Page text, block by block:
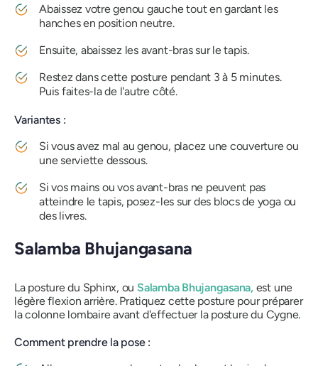
Abaissez votre genou gauche tout en gardant les
hanches en position neutre.
Ensuite, abaissez les avant-bras sur le tapis.
Restez dans cette posture pendant 3 à 5 minutes.
Puis faites-la de l'autre côté.
Variantes :
Si vous avez mal au genou, placez une couverture ou
une serviette dessous.
Si vos mains ou vos avant-bras ne peuvent pas
atteindre le tapis, posez-les sur des blocs de yoga ou
des livres.
Salamba Bhujangasana
La posture du Sphinx, ou Salamba Bhujangasana,est une
légère flexion arrière. Pratiquez cette posture pour préparer
la colonne lombaire avant d'effectuer la posture du Cygne.
Comment prendre la pose :